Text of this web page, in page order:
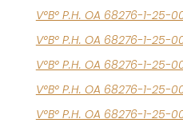
V°B° P.H. OA 68276-1-25-
V°B° P.H. OA 68276-1-25-
V°B° P.H. OA 68276-1-25-
V°B° P.H. OA 68276-1-25-
V°B° P.H. OA 68276-1-25-